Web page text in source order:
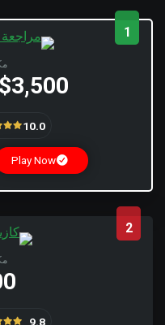
1
$3,500 + 200 لفة
10.0
Play Now
2
9.8